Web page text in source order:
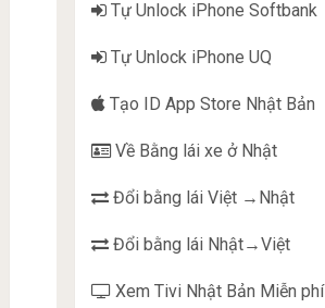
Tự Unlock iPhone Softbank
Tự Unlock iPhone UQ
Tạo ID App Store Nhật Bản
Về Bằng lái xe ở Nhật
Đổi bằng lái Việt →Nhật
Đổi bằng lái Nhật→Việt
Xem Tivi Nhật Bản Miễn phí